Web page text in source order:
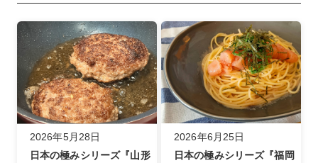
日本の極みシリーズ『山形
2026年5月28日
日本の極みシリーズ『福岡
2026年6月25日